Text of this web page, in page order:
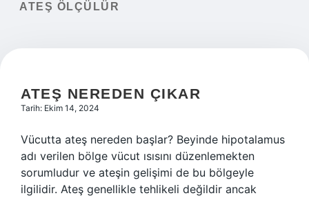
ATEŞ ÖLÇÜLÜR
ATEŞ NEREDEN ÇIKAR
Tarih: Ekim 14, 2024
Vücutta ateş nereden başlar? Beyinde hipotalamus
adı verilen bölge vücut ısısını düzenlemekten
sorumludur ve ateşin gelişimi de bu bölgeyle
ilgilidir. Ateş genellikle tehlikeli değildir ancak